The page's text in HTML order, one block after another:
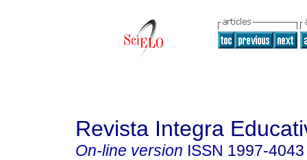
Revista Integra
On-line version ISSN 1997-4043